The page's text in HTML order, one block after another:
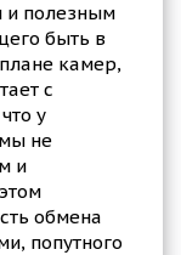
и полезным
быть в
камер,
с
у
не
и
обмена
попутного